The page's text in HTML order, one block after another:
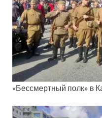
«Бессмертный полк» в